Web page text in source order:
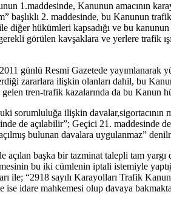
1.maddesinde, Kanunun amacının
başlıklı 2. maddesinde, bu Kanunun
diğer hükümleri kapsadığı ve bu
görülen kavşaklara ve yerlere trafik
günlü Resmi Gazetede
zararlara ilişkin olanları dahil, bu
tren-trafik kazalarında da bu Kanun
sorumluluğa ilişkin
de açılabilir”; Geçici 21. maddesinde
bulunan davalara uygulanmaz”
başka bir tazminat talepli tam
bu iki cümlenin iptali istemiyle
ile; “2918 sayılı Karayolları Trafik
ise idare mahkemesi olup davaya